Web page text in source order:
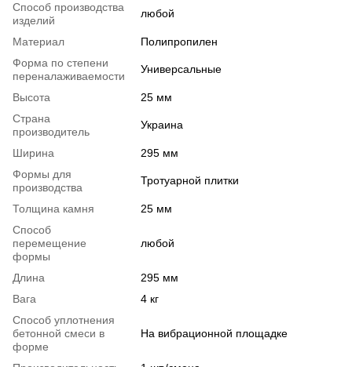
Способ производства
изделий
любой
Материал
Полипропилен
Форма по степени
переналаживаемости
Универсальные
Высота
25 мм
Страна
производитель
Украина
Ширина
295 мм
Формы для
производства
Тротуарной плитки
Толщина камня
25 мм
Способ
перемещение
формы
любой
Длина
295 мм
Вага
4 кг
Способ уплотнения
бетонной смеси в
форме
На вибрационной площадке